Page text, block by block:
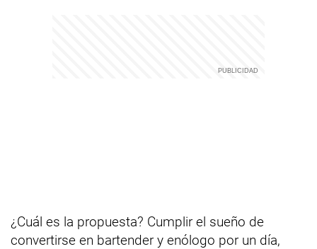
¿Cuál es la propuesta? Cumplir el sueño de
convertirse en bartender y enólogo por un día,